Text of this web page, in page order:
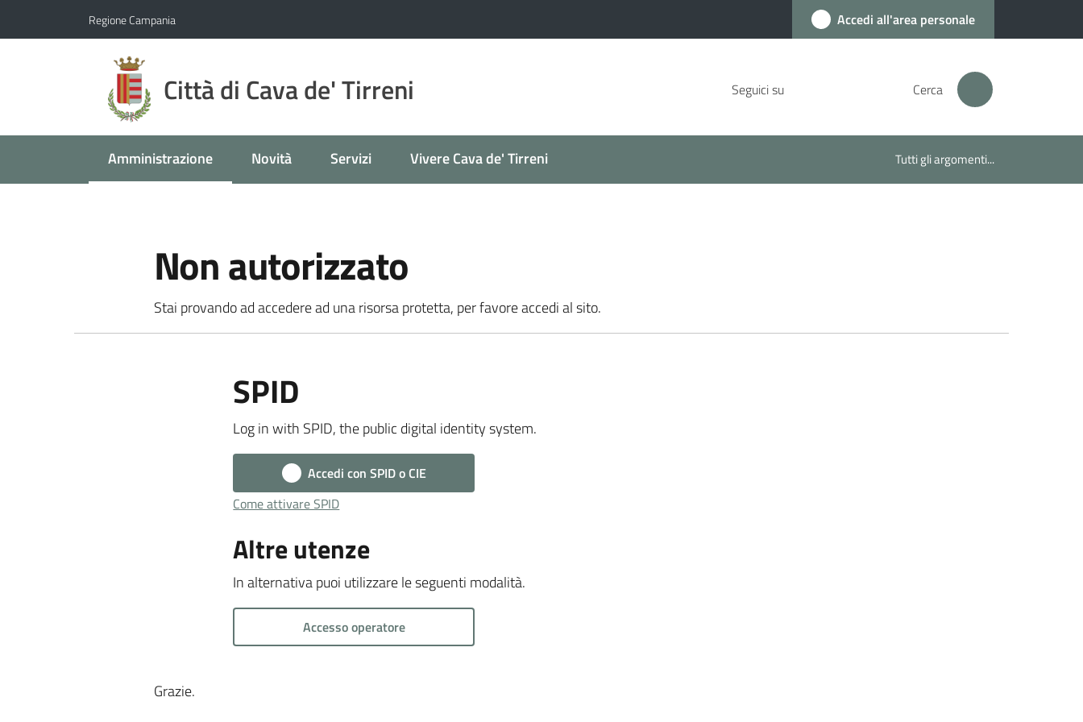
Regione Campania Accedi all'area personale
Città di Cava de' Tirreni Seguici su Cerca
Amministrazione
Menu selezionato Novità Servizi Vivere Cava de' Tirreni Tutti gli argomenti...
Non autorizzato
Stai provando ad accedere ad una risorsa protetta, per favore accedi al sito.
SPID
Log in with SPID, the public digital identity system.
Accedi con SPID o CIE
Come attivare SPID
Altre utenze
In alternativa puoi utilizzare le seguenti modalità.
Accesso operatore
Grazie.